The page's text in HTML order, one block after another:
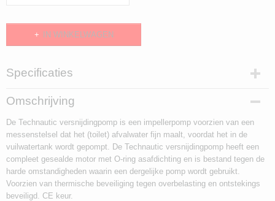
IN WINKELWAGEN
Specificaties
Productcode
285x90x105 mm.
EAN code
000000210560
Productcode leverancier
00210560
Afmetingen (l,b,h)
28,50 x 9 x 10,50 cm
Omschrijving
De Technautic versnijdingpomp is een impellerpomp voorzien van een
messenstelsel dat het (toilet) afvalwater fijn maalt, voordat het in de
vuilwatertank wordt gepompt. De Technautic versnijdingpomp heeft een
compleet gesealde motor met O-ring asafdichting en is bestand tegen de
harde omstandigheden waarin een dergelijke pomp wordt gebruikt.
Voorzien van thermische beveiliging tegen overbelasting en ontstekings
beveiligd. CE keur.